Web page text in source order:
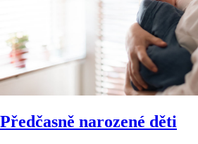
Předčasně narozené děti